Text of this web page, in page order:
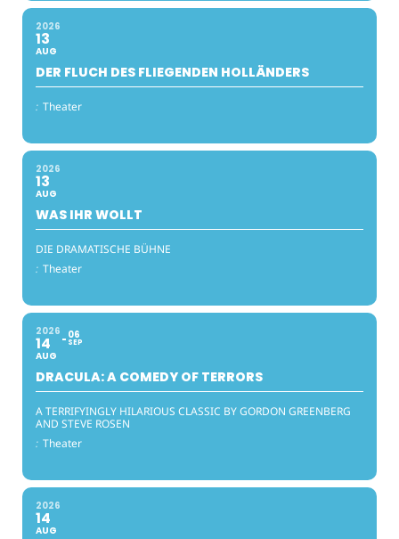
2026
13
AUG
DER FLUCH DES FLIEGENDEN HOLLÄNDERS
: Theater
2026
13
AUG
WAS IHR WOLLT
DIE DRAMATISCHE BÜHNE
: Theater
2026
14
AUG
06
SEP
DRACULA: A COMEDY OF TERRORS
A TERRIFYINGLY HILARIOUS CLASSIC BY GORDON GREENBERG
AND STEVE ROSEN
: Theater
2026
14
AUG